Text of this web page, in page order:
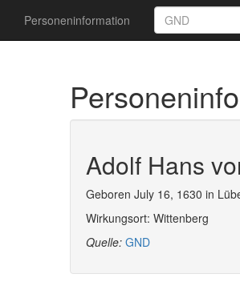
Personeninformation
Adolf Hans
Geboren July 16, 1630 in
Wirkungsort: Wittenberg
Quelle: GND